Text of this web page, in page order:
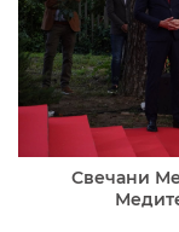
Свечани